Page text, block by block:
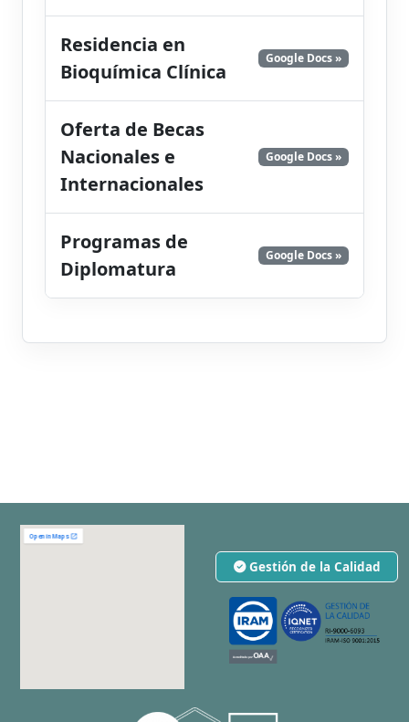
Residencia en
Bioquímica Clínica
Google Docs »
Oferta de Becas
Nacionales e
Internacionales
Google Docs »
Programas de
Diplomatura
Google Docs »
Gestión de la Calidad